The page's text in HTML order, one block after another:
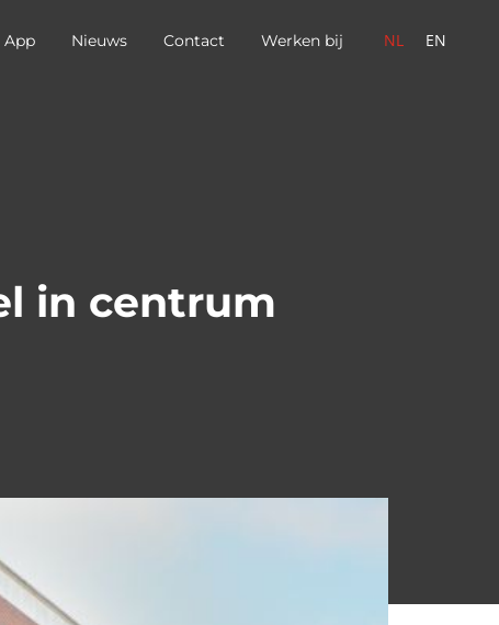
NL EN
App Nieuws Contact Werken bij
in centrum